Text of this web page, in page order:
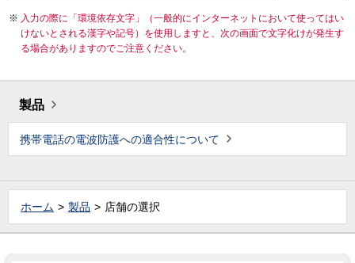
入力の際に「環境依存文字」（一般的にインターネットにおいて使ってはい
けないとされる漢字や記号）を使用しますと、次の画面で文字化けが発生す
る場合がありますのでご注意ください。
製品
携帯電話の電波防護への適合性について
ホーム 製品 店舗の選択